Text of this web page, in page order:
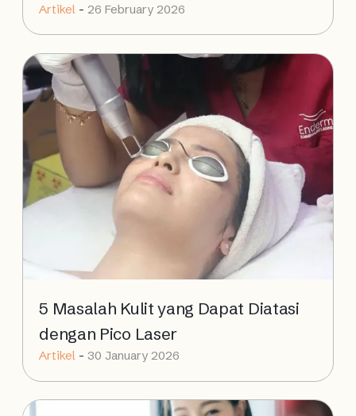
Artikel - 26 February 2026
5 Masalah Kulit yang Dapat Diatasi
dengan Pico Laser
Artikel -30 January 2026